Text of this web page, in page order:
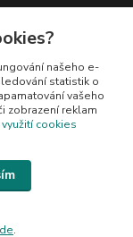
našeho e-
statistik o
vašeho
zobrazení reklam
cookies
.